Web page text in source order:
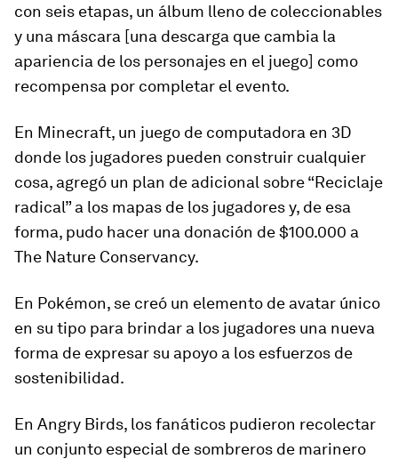
con seis etapas, un álbum lleno de coleccionables
y una máscara [una descarga que cambia la
apariencia de los personajes en el juego] como
recompensa por completar el evento.
En Minecraft, un juego de computadora en 3D
donde los jugadores pueden construir cualquier
cosa, agregó un plan de adicional sobre “Reciclaje
radical” a los mapas de los jugadores y, de esa
forma, pudo hacer una donación de $100.000 a
The Nature Conservancy.
En Pokémon, se creó un elemento de avatar único
en su tipo para brindar a los jugadores una nueva
forma de expresar su apoyo a los esfuerzos de
sostenibilidad.
En Angry Birds, los fanáticos pudieron recolectar
un conjunto especial de sombreros de marinero